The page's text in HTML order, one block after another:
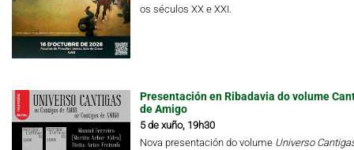
os séculos XX e XXI.
Presentación en Ribadavia do volume
de Amigo
5 de xuño, 19h30
Nova presentación do volume Universo